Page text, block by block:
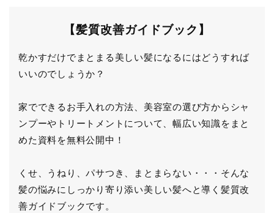
【髪質改善ガイドブック】
乾かすだけでまとまる美しい髪になるにはどうすれば
いいのでしょうか？
家でできるお手入れの方法、美容室の選び方からシャ
ンプーやトリートメントについて、幅広い知識をまと
めた資料を無料公開中！
くせ、うねり、パサつき、まとまらない・・・そんな
髪の悩みにしっかり寄り添い美しい髪へと導く髪質改
善ガイドブックです。